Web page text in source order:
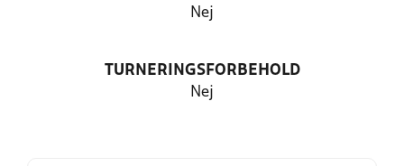
Nej
TURNERINGSFORBEHOLD
Nej